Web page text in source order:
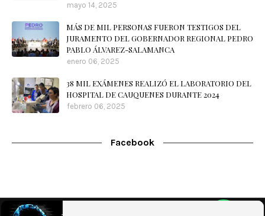
mayo 14, 2025
MÁS DE MIL PERSONAS FUERON TESTIGOS DEL
JURAMENTO DEL GOBERNADOR REGIONAL PEDRO
PABLO ÁLVAREZ-SALAMANCA
enero 06, 2025
38 MIL EXÁMENES REALIZÓ EL LABORATORIO DEL
HOSPITAL DE CAUQUENES DURANTE 2024
febrero 06, 2025
Facebook